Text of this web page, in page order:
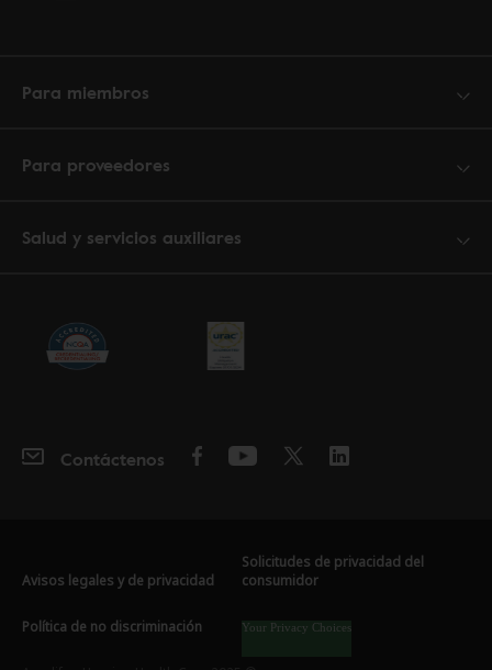
Para miembros
Para proveedores
Salud y servicios auxiliares
Contáctenos
Avisos legales y de privacidad
Solicitudes de privacidad del
consumidor
Política de no discriminación Your Privacy Choices